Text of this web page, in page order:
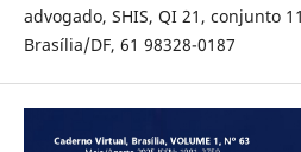
advogado, SHIS, QI 21, conjunto
Brasília/DF, 61 98328-0187